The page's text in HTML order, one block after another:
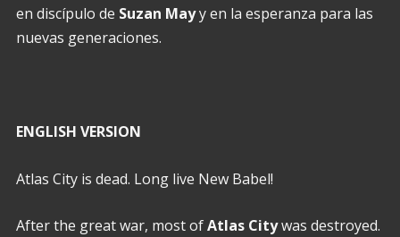
en discípulo de Suzan Mayy en la esperanza para las
nuevas generaciones.
ENGLISH VERSION
Atlas City is dead. Long live New Babel!
After the great war, most ofAtlas Citywas destroyed.